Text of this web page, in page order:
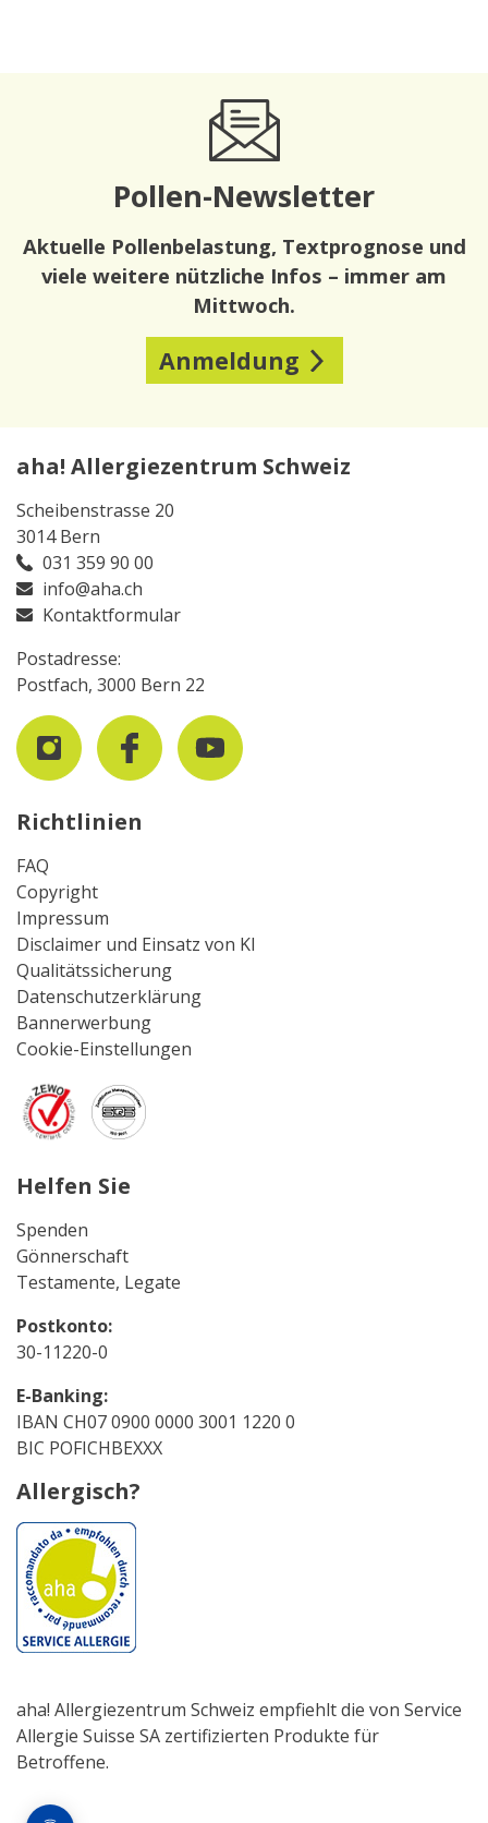
Pollen-Newsletter
Aktuelle Pollenbelastung, Textprognose und
viele weitere nützliche Infos – immer am
Mittwoch.
Anmeldung
aha! Allergiezentrum Schweiz
Scheibenstrasse 20
3014 Bern
031 359 90 00
info@aha.ch
Kontaktformular
Postadresse:
Postfach, 3000 Bern 22
Richtlinien
FAQ
Copyright
Impressum
Disclaimer und Einsatz von KI
Qualitätssicherung
Datenschutzerklärung
Bannerwerbung
Cookie-Einstellungen
Helfen Sie
Spenden
Gönnerschaft
Testamente, Legate
Postkonto:
30-11220-0
E-Banking:
IBAN CH07 0900 0000 3001 1220 0
BIC POFICHBEXXX
Allergisch?
aha! Allergiezentrum Schweiz empfiehlt die von Service
Allergie Suisse SA zertifizierten Produkte für
Betroffene.